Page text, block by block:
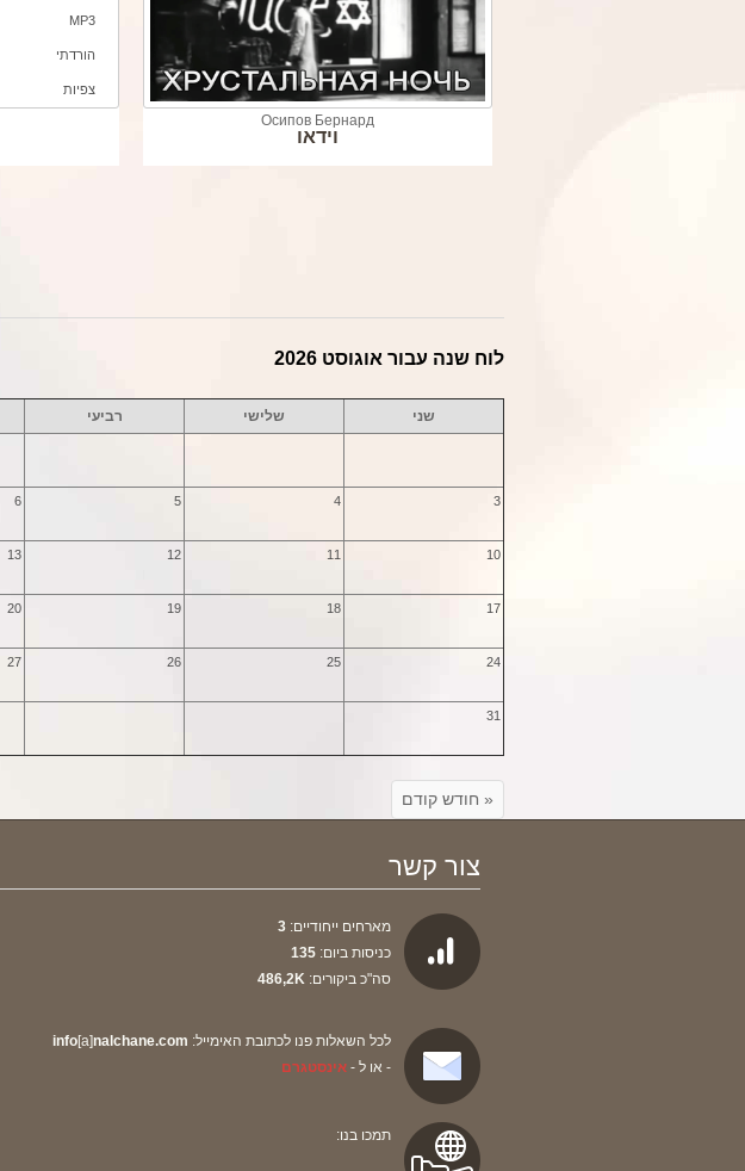
MP3
הורדתי
צפיות
Осипов Бернард
וידאו
לוח שנה עבור אוגוסט 2026
שני שלישי רביעי
3
4
5
6
10
11
12
13
17
18
19
20
24
25
26
27
31
« חודש קודם
צור קשר
מארחים ייחודיים: 3
כניסות ביום: 135
סה"כ ביקורים: 486,2K
לכל השאלות פנו לכתובת האימייל: info[a]nalchane.com
- או ל - אינסטגרם
תמכו בנו: